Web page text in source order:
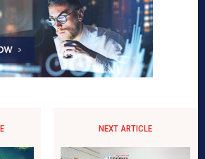
NEXT ARTICLE